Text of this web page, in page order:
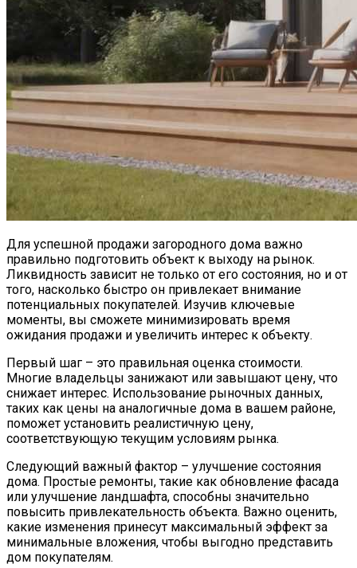
Дом С Оптимальным Распределением
Влажных Зон Для Комфорта
Секреты Домашней Выпечки:
Творожное Печенье С Яблоками Для
Идеального Чаепития
Для успешной продажи загородного дома важно
правильно подготовить объект к выходу на рынок.
Ликвидность зависит не только от его состояния, но и от
того, насколько быстро он привлекает внимание
потенциальных покупателей. Изучив ключевые
моменты, вы сможете минимизировать время
ожидания продажи и увеличить интерес к объекту.
Первый шаг – это правильная оценка стоимости.
Многие владельцы занижают или завышают цену, что
снижает интерес. Использование рыночных данных,
таких как цены на аналогичные дома в вашем районе,
поможет установить реалистичную цену,
соответствующую текущим условиям рынка.
Следующий важный фактор – улучшение состояния
дома. Простые ремонты, такие как обновление фасада
или улучшение ландшафта, способны значительно
повысить привлекательность объекта. Важно оценить,
какие изменения принесут максимальный эффект за
минимальные вложения, чтобы выгодно представить
дом покупателям.